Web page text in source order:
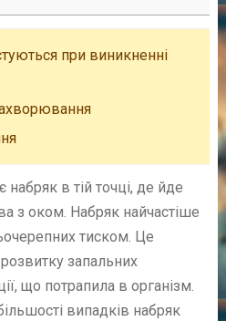
при виникненні
в тій точці, де йде
з оком. Набряк найчастіше
тиском. Це
запальних
що потрапила в організм.
випадків набряк